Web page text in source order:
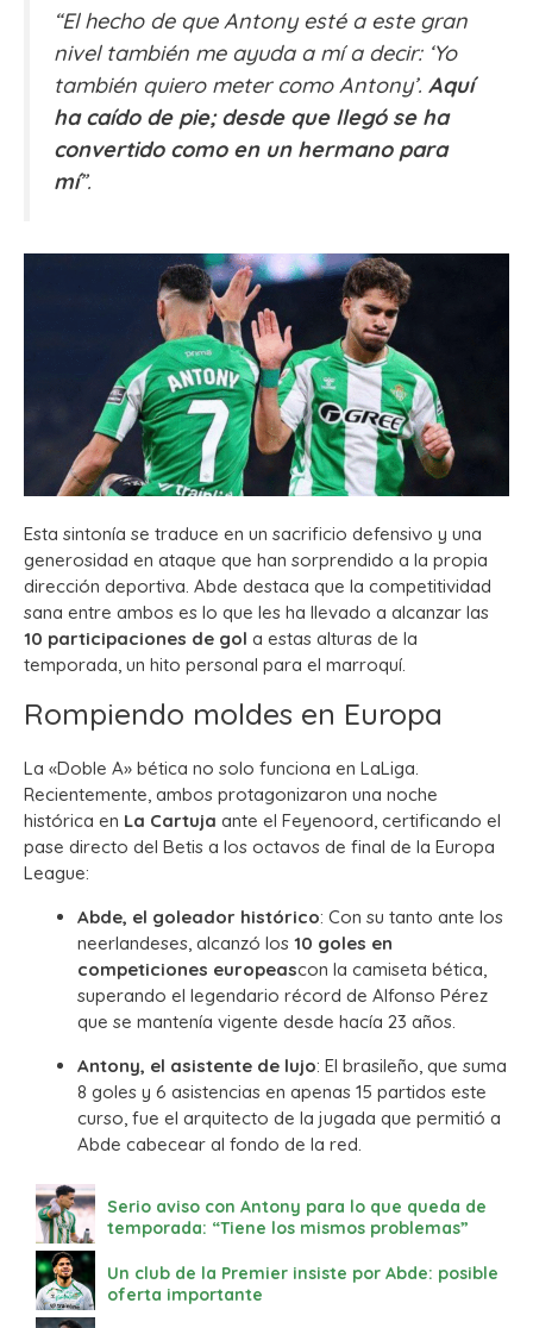
“El hecho de que Antony esté a este gran
nivel también me ayuda a mí a decir: ‘Yo
también quiero meter como Antony’. Aquí
ha caído de pie; desde que llegó se ha
convertido como en un hermano para
mí”.
Esta sintonía se traduce en un sacrificio defensivo y una
generosidad en ataque que han sorprendido a la propia
dirección deportiva. Abde destaca que la competitividad
sana entre ambos es lo que les ha llevado a alcanzar las
10 participaciones de gol a estas alturas de la
temporada, un hito personal para el marroquí.
Rompiendo moldes en Europa
La «Doble A» bética no solo funciona en LaLiga.
Recientemente, ambos protagonizaron una noche
histórica en La Cartuja ante el Feyenoord, certificando el
pase directo del Betis a los octavos de final de la Europa
League:
Abde, el goleador histórico: Con su tanto ante los
neerlandeses, alcanzó los 10 goles en
competiciones europeascon la camiseta bética,
superando el legendario récord de Alfonso Pérez
que se mantenía vigente desde hacía 23 años.
Antony, el asistente de lujo: El brasileño, que suma
8 goles y 6 asistencias en apenas 15 partidos este
curso, fue el arquitecto de la jugada que permitió a
Abde cabecear al fondo de la red.
Serio aviso con Antony para lo que queda de
temporada: “Tiene los mismos problemas”
Un club de la Premier insiste por Abde: posible
oferta importante